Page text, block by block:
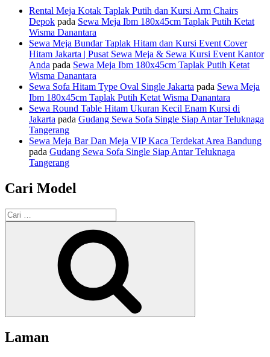
Rental Meja Kotak Taplak Putih dan Kursi Arm Chairs
Depok pada Sewa Meja Ibm 180x45cm Taplak Putih Ketat
Wisma Danantara
Sewa Meja Bundar Taplak Hitam dan Kursi Event Cover
Hitam Jakarta | Pusat Sewa Meja & Sewa Kursi Event Kantor
Anda pada Sewa Meja Ibm 180x45cm Taplak Putih Ketat
Wisma Danantara
Sewa Sofa Hitam Type Oval Single Jakarta pada Sewa Meja
Ibm 180x45cm Taplak Putih Ketat Wisma Danantara
Sewa Round Table Hitam Ukuran Kecil Enam Kursi di
Jakarta pada Gudang Sewa Sofa Single Siap Antar Teluknaga
Tangerang
Sewa Meja Bar Dan Meja VIP Kaca Terdekat Area Bandung
pada Gudang Sewa Sofa Single Siap Antar Teluknaga
Tangerang
Cari Model
Pencarian
untuk:
Laman